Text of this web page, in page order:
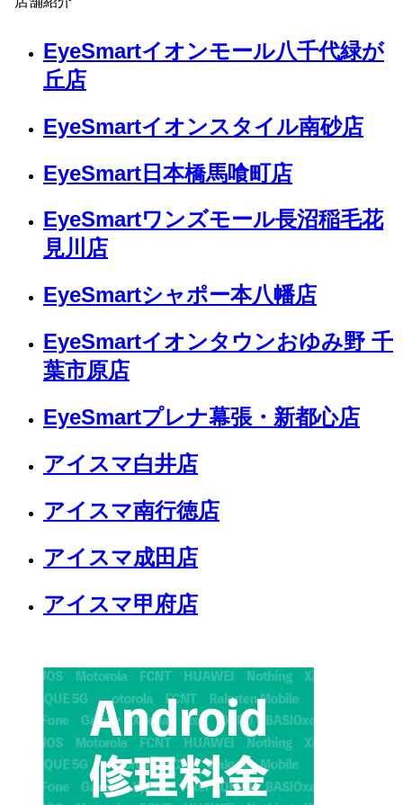
EyeSmartイオンモール八千代緑が
丘店
EyeSmartイオンスタイル南砂店
EyeSmart日本橋馬喰町店
EyeSmartワンズモール長沼稲毛花
見川店
EyeSmartシャポー本八幡店
EyeSmartイオンタウンおゆみ野 千
葉市原店
EyeSmartプレナ幕張・新都心店
アイスマ白井店
アイスマ南行徳店
アイスマ成田店
アイスマ甲府店